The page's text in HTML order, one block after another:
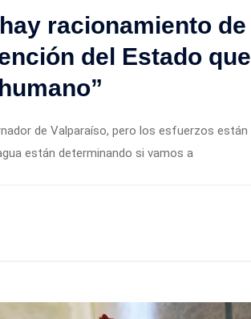
racionamiento de
del Estado que
de Valparaíso, pero los esfuerzos están
están determinando si vamos a